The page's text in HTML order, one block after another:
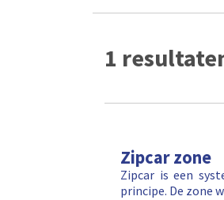
1
Zipcar zone
Zipcar is een
principe. De zone